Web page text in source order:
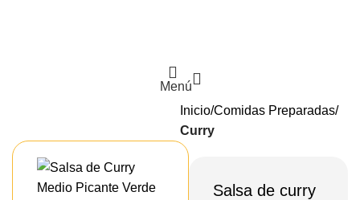
Menú
Inicio Comidas Preparadas
Curry
Salsa de curry